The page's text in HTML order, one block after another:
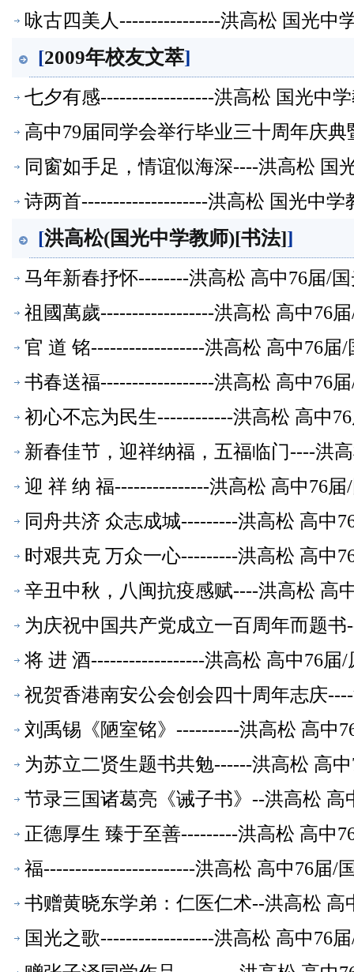
咏古四美人----------------洪高松 国光中
[2009年校友文萃]
七夕有感------------------洪高松 国光中
高中79届同学会举行毕业三十周年庆
同窗如手足，情谊似海深----洪高松 国
诗两首--------------------洪高松 国光中学
[洪高松(国光中学教师)[书法]]
马年新春抒怀--------洪高松 高中76届/
祖國萬歲------------------洪高松 高中76
官 道 铭------------------洪高松 高中76届
书春送福------------------洪高松 高中76
初心不忘为民生------------洪高松 高中
新春佳节，迎祥纳福，五福临门----洪
迎 祥 纳 福---------------洪高松 高中76
同舟共济 众志成城---------洪高松 高中
时艰共克 万众一心---------洪高松 高中
辛丑中秋，八闽抗疫感赋----洪高松 高
为庆祝中国共产党成立一百周年而题
品】
将 进 酒------------------洪高松 高中76届
祝贺香港南安公会创会四十周年志庆
品】
刘禹锡《陋室铭》----------洪高松 高中
为苏立二贤生题书共勉------洪高松 高
节录三国诸葛亮《诫子书》--洪高松
正德厚生 臻于至善---------洪高松 高中
福------------------------洪高松 高中76届/
书赠黄晓东学弟：仁医仁术--洪高松
国光之歌------------------洪高松 高中76